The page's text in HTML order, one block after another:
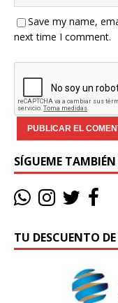
Save my name,
next time I comment.
SÍGUEME TAMBIÉN
TU DESCUENTO